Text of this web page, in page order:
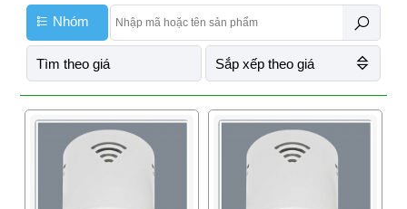
Nhóm
Tìm theo giá Sắp xếp theo giá